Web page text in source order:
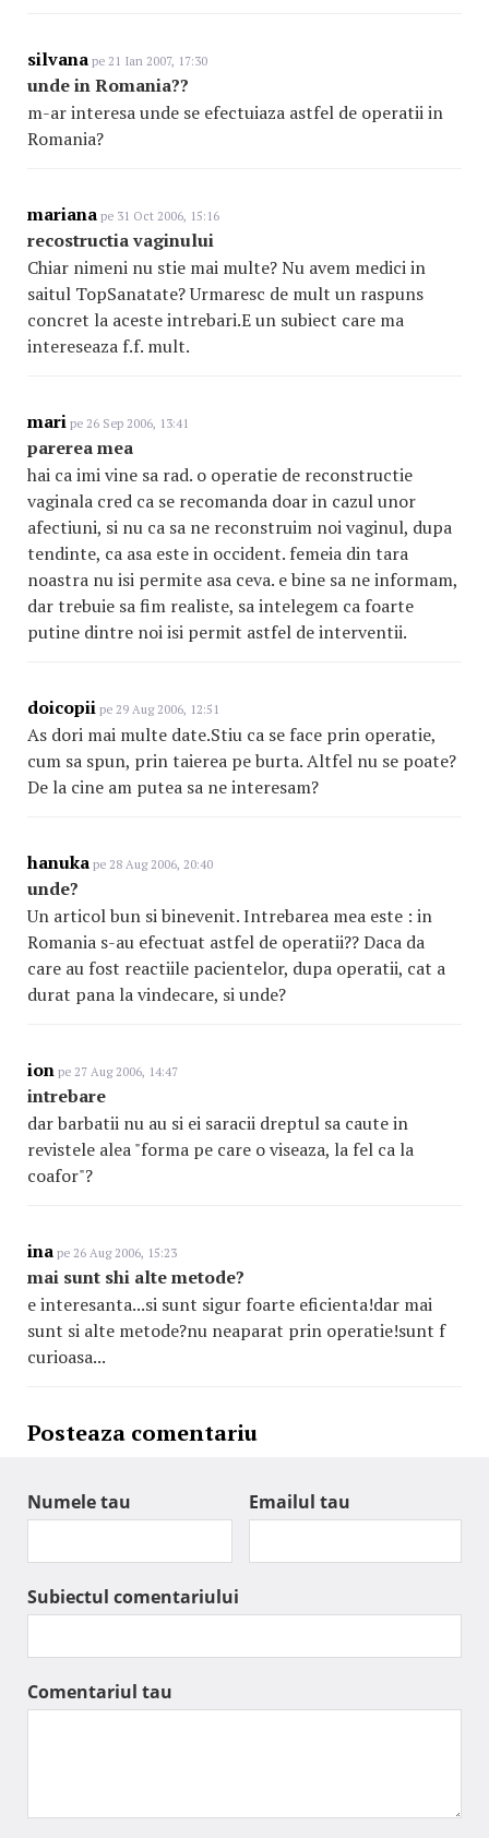
silvana pe 21 Ian 2007, 17:30
unde in Romania??
m-ar interesa unde se efectuiaza astfel de operatii in
Romania?
mariana pe 31 Oct 2006, 15:16
recostructia vaginului
Chiar nimeni nu stie mai multe? Nu avem medici in
saitul TopSanatate? Urmaresc de mult un raspuns
concret la aceste intrebari.E un subiect care ma
intereseaza f.f. mult.
mari pe 26 Sep 2006, 13:41
parerea mea
hai ca imi vine sa rad. o operatie de reconstructie
vaginala cred ca se recomanda doar in cazul unor
afectiuni, si nu ca sa ne reconstruim noi vaginul, dupa
tendinte, ca asa este in occident. femeia din tara
noastra nu isi permite asa ceva. e bine sa ne informam,
dar trebuie sa fim realiste, sa intelegem ca foarte
putine dintre noi isi permit astfel de interventii.
doicopii pe 29 Aug 2006, 12:51
As dori mai multe date.Stiu ca se face prin operatie,
cum sa spun, prin taierea pe burta. Altfel nu se poate?
De la cine am putea sa ne interesam?
hanuka pe 28 Aug 2006, 20:40
unde?
Un articol bun si binevenit. Intrebarea mea este : in
Romania s-au efectuat astfel de operatii?? Daca da
care au fost reactiile pacientelor, dupa operatii, cat a
durat pana la vindecare, si unde?
ion pe 27 Aug 2006, 14:47
intrebare
dar barbatii nu au si ei saracii dreptul sa caute in
revistele alea "forma pe care o viseaza, la fel ca la
coafor"?
ina pe 26 Aug 2006, 15:23
mai sunt shi alte metode?
e interesanta...si sunt sigur foarte eficienta!dar mai
sunt si alte metode?nu neaparat prin operatie!sunt f
curioasa...
Posteaza comentariu
Numele tau Emailul tau
Subiectul comentariului
Comentariul tau